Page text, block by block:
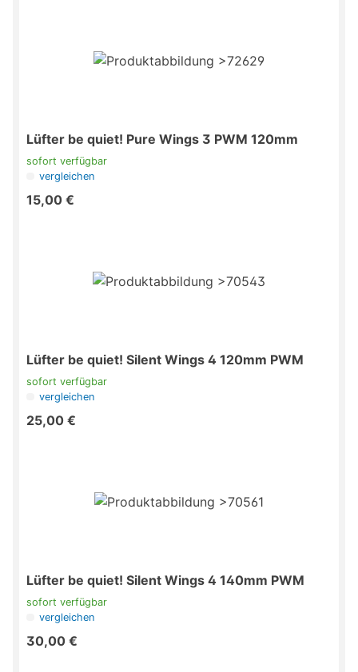
Lüfter be quiet! Pure Wings 3 PWM 120mm
sofort verfügbar
vergleichen
15,00 €
Lüfter be quiet! Silent Wings 4 120mm PWM
sofort verfügbar
vergleichen
25,00 €
Lüfter be quiet! Silent Wings 4 140mm PWM
sofort verfügbar
vergleichen
30,00 €